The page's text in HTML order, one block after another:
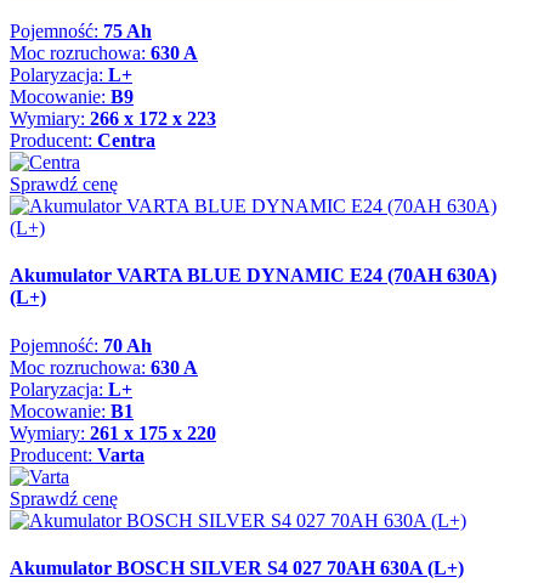
Pojemność: 75 Ah
Moc rozruchowa: 630 A
Polaryzacja: L+
Mocowanie: B9
Wymiary: 266 x 172 x 223
Producent: Centra
Sprawdź cenę
Akumulator VARTA BLUE DYNAMIC E24 (70AH 630A)
(L+)
Pojemność: 70 Ah
Moc rozruchowa: 630 A
Polaryzacja: L+
Mocowanie: B1
Wymiary: 261 x 175 x 220
Producent: Varta
Sprawdź cenę
Akumulator BOSCH SILVER S4 027 70AH 630A (L+)